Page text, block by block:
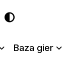
Baza gier